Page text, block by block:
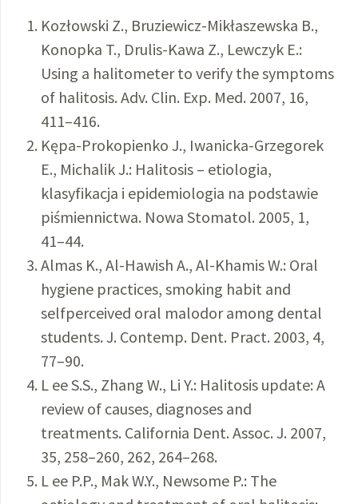
Kozłowski Z., Bruziewicz-Mikłaszewska B.,
Konopka T., Drulis-Kawa Z., Lewczyk E.:
Using a halitometer to verify the symptoms
of halitosis. Adv. Clin. Exp. Med. 2007, 16,
411–416.
Kępa-Prokopienko J., Iwanicka-Grzegorek
E., Michalik J.: Halitosis – etiologia,
klasyfikacja i epidemiologia na podstawie
piśmiennictwa. Nowa Stomatol. 2005, 1,
41–44.
Almas K., Al-Hawish A., Al-Khamis W.: Oral
hygiene practices, smoking habit and
selfperceived oral malodor among dental
students. J. Contemp. Dent. Pract. 2003, 4,
77–90.
L ee S.S., Zhang W., Li Y.: Halitosis update: A
review of causes, diagnoses and
treatments. California Dent. Assoc. J. 2007,
35, 258–260, 262, 264–268.
L ee P.P., Mak W.Y., Newsome P.: The